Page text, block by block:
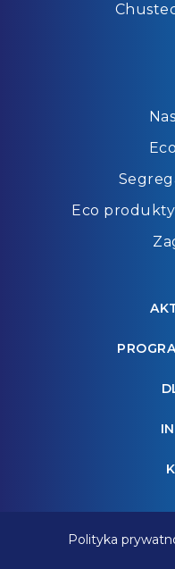
Eco
Polityka